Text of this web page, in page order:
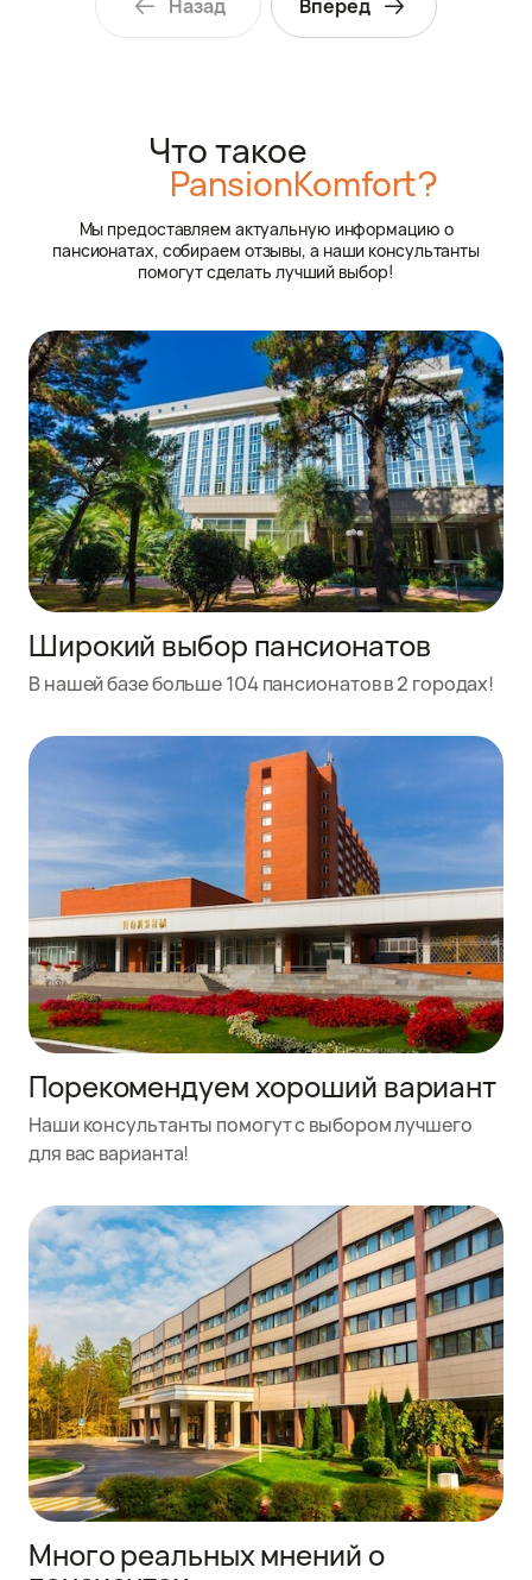
Назад Вперед
Что такое
PansionKomfort?
Мы предоставляем актуальную информацию о
пансионатах, собираем отзывы, а наши консультанты
помогут сделать лучший выбор!
Широкий выбор пансионатов
В нашей базе больше 104 пансионатов в 2 городах!
Порекомендуем хороший вариант
Наши консультанты помогут с выбором лучшего
для вас варианта!
Много реальных мнений о